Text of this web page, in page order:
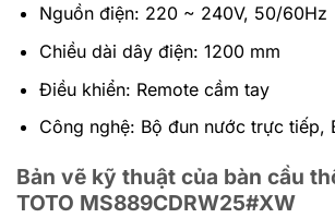
Nguồn điện: 220 ~ 240V, 50/60Hz
Chiều dài dây điện: 1200 mm
Điều khiển: Remote cầm tay
Công nghệ: Bộ đun nước trực tiếp,
Bản vẽ kỹ thuật của bàn cầu
TOTO MS889CDRW25#XW